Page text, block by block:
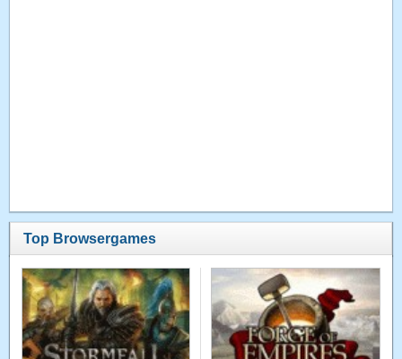
Top Browsergames